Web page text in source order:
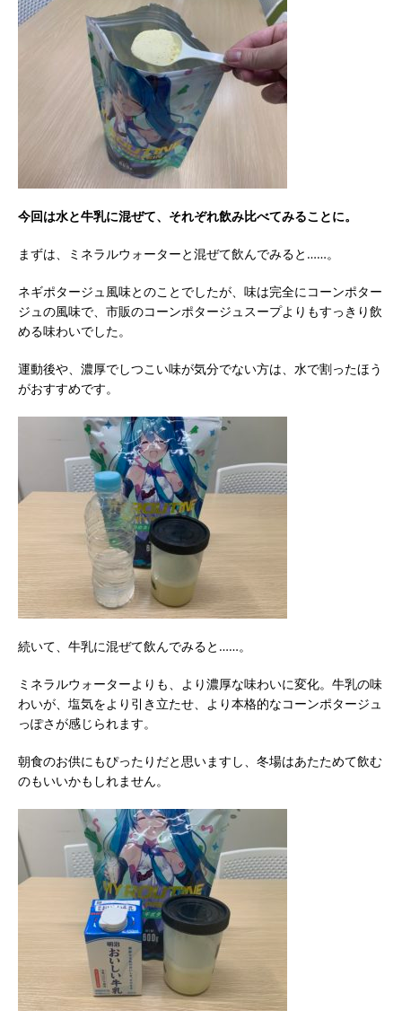
今回は水と牛乳に混ぜて、それぞれ飲み比べてみることに。
まずは、ミネラルウォーターと混ぜて飲んでみると……。
ネギポタージュ風味とのことでしたが、味は完全にコーンポター
ジュの風味で、市販のコーンポタージュスープよりもすっきり飲
める味わいでした。
運動後や、濃厚でしつこい味が気分でない方は、水で割ったほう
がおすすめです。
続いて、牛乳に混ぜて飲んでみると……。
ミネラルウォーターよりも、より濃厚な味わいに変化。牛乳の味
わいが、塩気をより引き立たせ、より本格的なコーンポタージュ
っぽさが感じられます。
朝食のお供にもぴったりだと思いますし、冬場はあたためて飲む
のもいいかもしれません。